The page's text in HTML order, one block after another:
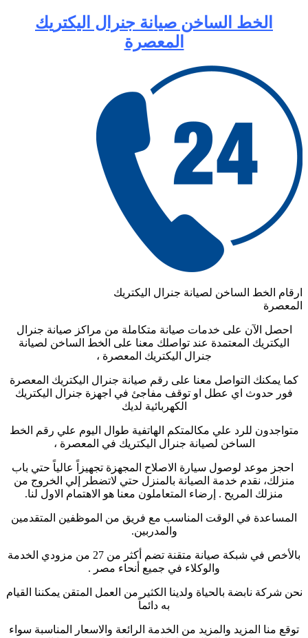
الخط الساخن صيانة جنرال اليكتريك
المعصرة
ارقام الخط الساخن لصيانة جنرال اليكتريك
المعصرة
احصل الآن على خدمات صيانة متكاملة من مراكز صيانة جنرال
اليكتريك المعتمدة عند تواصلك معنا على الخط الساخن لصيانة
جنرال اليكتريك المعصرة ،
كما يمكنك التواصل معنا على رقم صيانة جنرال اليكتريك المعصرة
فور حدوث اي عطل او توقف مفاجئ في اجهزة جنرال اليكتريك
الكهربائية لديك
متواجدون للرد علي مكالمتكم الهاتفية طوال اليوم علي رقم الخط
الساخن لصيانة جنرال اليكتريك في المعصرة ،
احجز موعد لوصول سيارة الاصلاح المجهزة تجهيزاً عالياً حتي باب
منزلك، نقدم خدمة الصيانة بالمنزل حتي لاتضطر إلي الخروج من
منزلك المريح . إرضاء المتعاملون معنا هو الاهتمام الاول لنا.
المساعدة في الوقت المناسب مع فريق من الموظفين المتقدمين
والمدربين.
بالأخص في شبكة صيانة متقنة تضم أكثر من 27 من مزودي الخدمة
والوكلاء في جميع أنحاء مصر .
نحن شركة نابضة بالحياة ولدينا الكثير من العمل المتقن يمكننا القيام
به دائماً
توقع منا المزيد والمزيد من الخدمة الرائعة والاسعار المناسبة سواء